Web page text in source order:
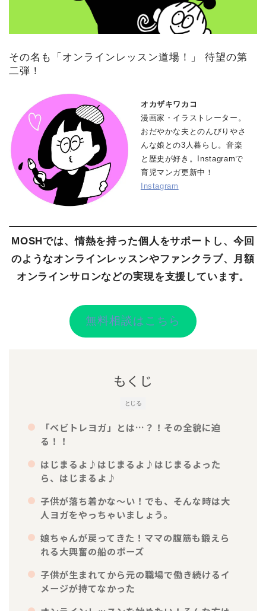
その名も「オンラインレッスン道場！」 待望の第
二弾！
オカザキワカコ
漫画家・イラストレーター。
おだやかな夫とのんびりやさ
んな娘との3人暮らし。音楽
と歴史が好き。Instagramで
育児マンガ更新中！
Instagram
MOSHでは、情熱を持った個人をサポートし、今回
のようなオンラインレッスンやファンクラブ、月額
オンラインサロンなどの実現を支援しています。
無料相談はこちら
とじる
もくじ
「ベビトレヨガ」とは…？！その全貌に迫
る！！
はじまるよ♪はじまるよ♪はじまるよった
ら、はじまるよ♪
子供が落ち着かな～い！でも、そんな時は大
人ヨガをやっちゃいましょう。
娘ちゃんが戻ってきた！ママの腹筋も鍛えら
れる大興奮の船のポーズ
子供が生まれてから元の職場で働き続けるイ
メージが持てなかった